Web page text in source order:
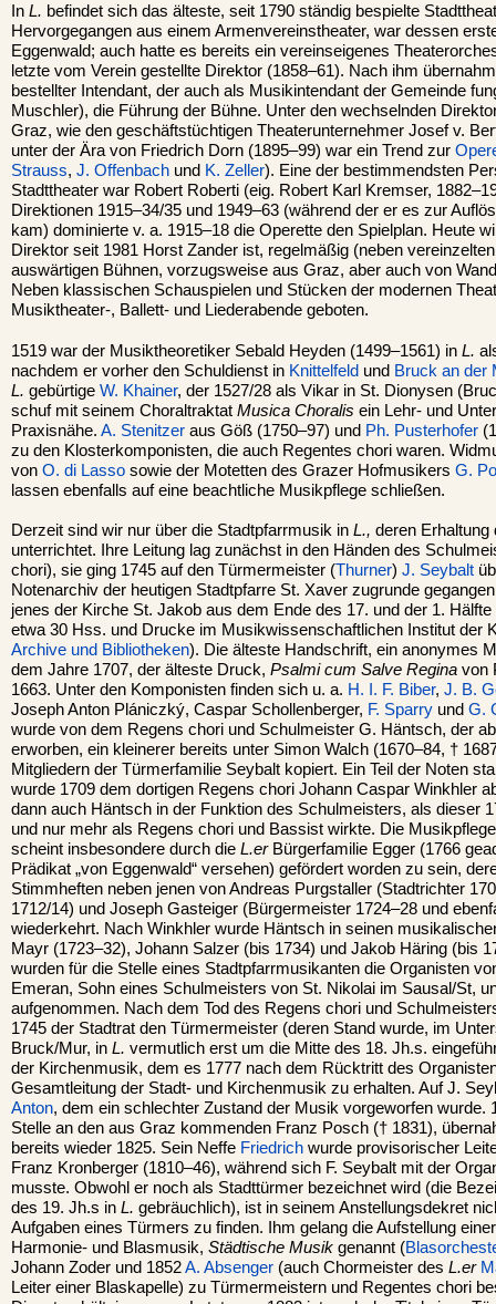
In L. befindet sich das älteste, seit 1790 ständig bespielte
Hervorgegangen aus einem Armenvereinstheater, war dessen
Eggenwald; auch hatte es bereits ein vereinseigenes
letzte vom Verein gestellte Direktor (1858–61). Nach ihm
bestellter Intendant, der auch als Musikintendant der Gemeinde
Muschler), die Führung der Bühne. Unter den wechselnden
Graz, wie den geschäftstüchtigen Theaterunternehmer Josef v.
unter der Ära von Friedrich Dorn (1895–99) war ein Trend zur
Strauss, J. Offenbach und K. Zeller). Eine der bestimmendsten
Stadttheater war Robert Roberti (eig. Robert Karl Kremser,
Direktionen 1915–34/35 und 1949–63 (während der er es zur
kam) dominierte v. a. 1915–18 die Operette den Spielplan. Heute
Direktor seit 1981 Horst Zander ist, regelmäßig (neben
auswärtigen Bühnen, vorzugsweise aus Graz, aber auch von
Neben klassischen Schauspielen und Stücken der modernen
Musiktheater-, Ballett- und Liederabende geboten.
1519 war der Musiktheoretiker Sebald Heyden (1499–1561) in L.
nachdem er vorher den Schuldienst in Knittelfeld und Bruck an der
L. gebürtige W. Khainer, der 1527/28 als Vikar in St. Dionysen
schuf mit seinem Choraltraktat Musica Choralis ein Lehr- und
Praxisnähe. A. Stenitzer aus Göß (1750–97) und Ph. Pusterhofer
zu den Klosterkomponisten, die auch Regentes chori waren.
von O. di Lasso sowie der Motetten des Grazer Hofmusikers G.
lassen ebenfalls auf eine beachtliche Musikpflege schließen.
Derzeit sind wir nur über die Stadtpfarrmusik in L., deren Erhaltung
unterrichtet. Ihre Leitung lag zunächst in den Händen des
chori), sie ging 1745 auf den Türmermeister (Thurner) J. Seybalt
Notenarchiv der heutigen Stadtpfarre St. Xaver zugrunde
jenes der Kirche St. Jakob aus dem Ende des 17. und der 1.
etwa 30 Hss. und Drucke im Musikwissenschaftlichen Institut der
Archive und Bibliotheken). Die älteste Handschrift, ein anonymes
dem Jahre 1707, der älteste Druck, Psalmi cum Salve Regina von
1663. Unter den Komponisten finden sich u. a. H. I. F. Biber, J. B.
Joseph Anton Plániczký, Caspar Schollenberger, F. Sparry und G.
wurde von dem Regens chori und Schulmeister G. Häntsch, der
erworben, ein kleinerer bereits unter Simon Walch (1670–84, †
Mitgliedern der Türmerfamilie Seybalt kopiert. Ein Teil der Noten
wurde 1709 dem dortigen Regens chori Johann Caspar Winkhler
dann auch Häntsch in der Funktion des Schulmeisters, als dieser
und nur mehr als Regens chori und Bassist wirkte. Die
scheint insbesondere durch die L.erBürgerfamilie Egger (1766
Prädikat „von Eggenwald“ versehen) gefördert worden zu sein,
Stimmheften neben jenen von Andreas Purgstaller (Stadtrichter
1712/14) und Joseph Gasteiger (Bürgermeister 1724–28 und
wiederkehrt. Nach Winkhler wurde Häntsch in seinen
Mayr (1723–32), Johann Salzer (bis 1734) und Jakob Häring (bis
wurden für die Stelle eines Stadtpfarrmusikanten die Organisten
Emeran, Sohn eines Schulmeisters von St. Nikolai im Sausal/St,
aufgenommen. Nach dem Tod des Regens chori und
1745 der Stadtrat den Türmermeister (deren Stand wurde, im
Bruck/Mur, in L. vermutlich erst um die Mitte des 18. Jh.s.
der Kirchenmusik, dem es 1777 nach dem Rücktritt des
Gesamtleitung der Stadt- und Kirchenmusik zu erhalten. Auf J.
Anton, dem ein schlechter Zustand der Musik vorgeworfen wurde.
Stelle an den aus Graz kommenden Franz Posch († 1831),
bereits wieder 1825. Sein Neffe Friedrich wurde provisorischer
Franz Kronberger (1810–46), während sich F. Seybalt mit der
musste. Obwohl er noch als Stadttürmer bezeichnet wird (die
des 19. Jh.s in L. gebräuchlich), ist in seinem Anstellungsdekret
Aufgaben eines Türmers zu finden. Ihm gelang die Aufstellung
Harmonie- und Blasmusik, Städtische Musik genannt (
Johann Zoder und 1852A. Absenger (auch Chormeister des L.er
Leiter einer Blaskapelle) zu Türmermeistern und Regentes chori